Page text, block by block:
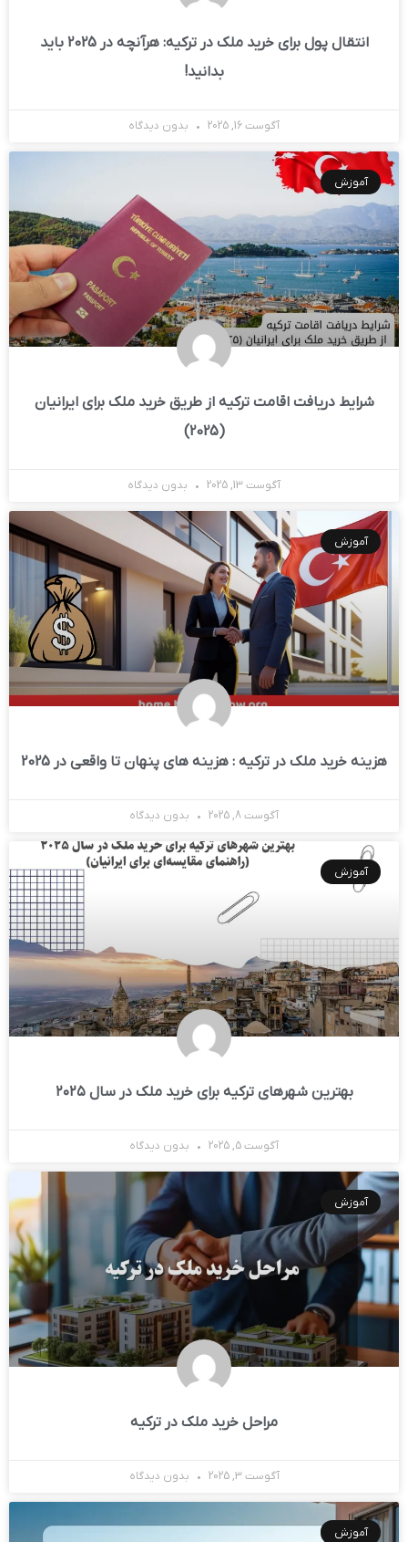
انتقال پول برای خرید ملک در ترکیه: هرآنچه در 2025 باید
بدانید!
آگوست 16, 2025 بدون دیدگاه
آموزش
شرایط دریافت اقامت ترکیه از طریق خرید ملک برای ایرانیان
(2025)
آگوست 13, 2025 بدون دیدگاه
آموزش
هزینه‌ خرید ملک در ترکیه : هزینه های پنهان تا واقعی در 2025
آگوست 8, 2025 بدون دیدگاه
آموزش
بهترین شهرهای ترکیه برای خرید ملک در سال ۲۰۲۵
آگوست 5, 2025 بدون دیدگاه
آموزش
مراحل خرید ملک در ترکیه
آگوست 3, 2025 بدون دیدگاه
آموزش